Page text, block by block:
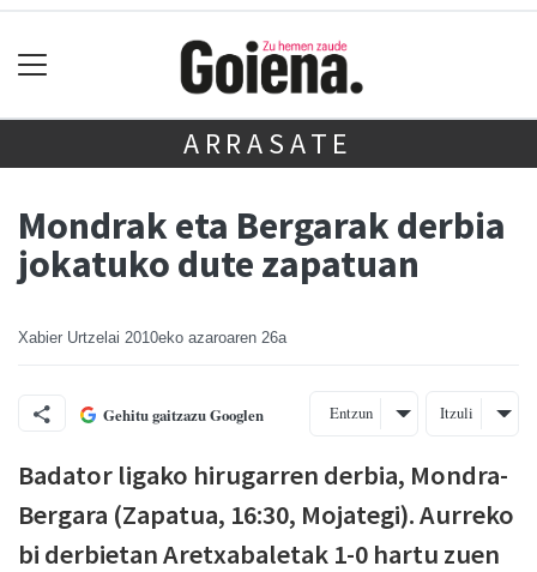
ARRASATE
Mondrak eta Bergarak derbia
jokatuko dute zapatuan
Xabier Urtzelai 2010eko azaroaren 26a
Gehitu gaitzazu Googlen Entzun Itzuli
Badator ligako hirugarren derbia, Mondra-
Bergara (Zapatua, 16:30, Mojategi). Aurreko
bi derbietan Aretxabaletak 1-0 hartu zuen